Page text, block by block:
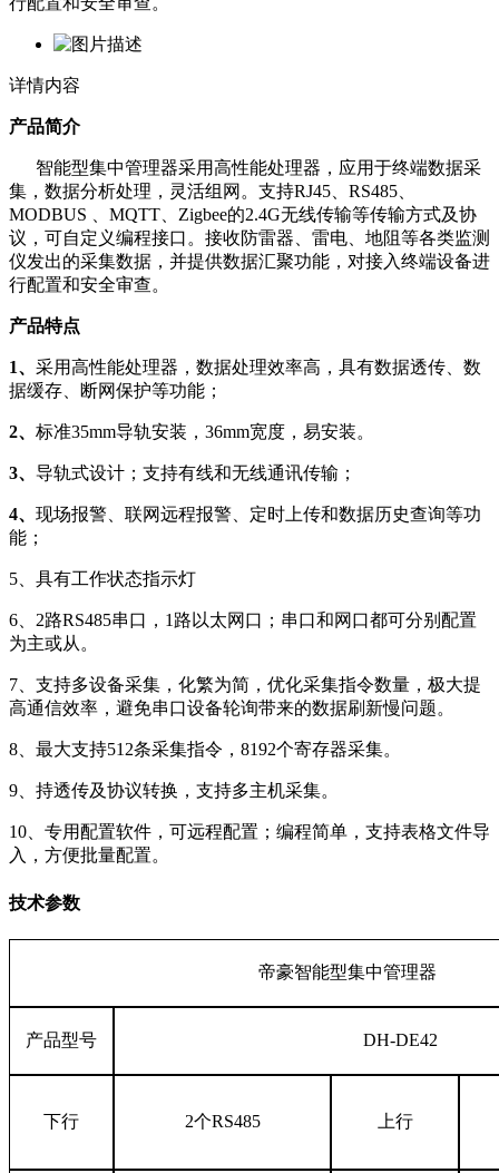
详情内容
产品简介
智能型集中管理器采用高性能处理器，应用于终端数据采
集，数据分析处理，灵活组网。支持RJ45、RS485、
MODBUS 、MQTT、Zigbee的2.4G无线传输等传输方式及协
议，可自定义编程接口。接收防雷器、雷电、地阻等各类监测
仪发出的采集数据，并提供数据汇聚功能，对接入终端设备进
行配置和安全审查。
产品特点
1、 采用高性能处理器，数据处理效率高，具有数据透传、数
据缓存、断网保护等功能 ；
2、 标准35mm导轨安装，36mm宽度 ，易安装。
3、 导轨式设计；支持有线和无线通讯传输；
4、 现场报警、联网远程报警、定时上传和数据历史查询等功
能；
5、具有工作状态指示灯
6、2路RS485串口，1路以太网口；串口和网口都可分别配置
为主或从。
7、支持多设备采集，化繁为简，优化采集指令数量，极大提
高通信效率，避免串口设备轮询带来的数据刷新慢问题。
8、 最大支持512条采集指令，8192个寄存器采集。
9、持透传及协议转换，支持多主机采集。
10、专用配置软件，可远程配置；编程简单，支持表格文件导
入，方便批量配置。
技术参数
帝豪智能型集中管理器
产品型号 DH-DE42
下行 2个RS485 上行